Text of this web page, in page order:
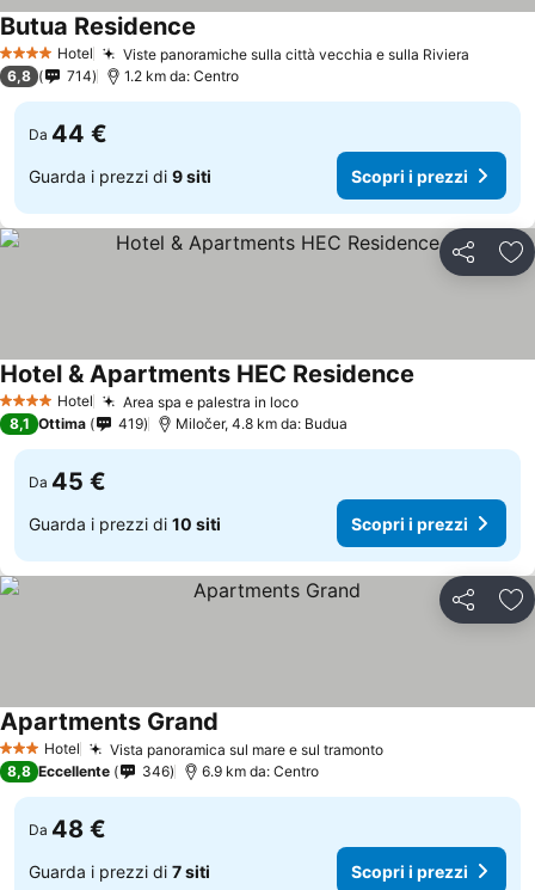
4 Stelle Hotel Viste panoramiche sulla città vecchia e sulla Riviera
Butua Residence
6,8 714 1.2 km da: Centro
Da 44 €
Guarda i prezzi di 9 siti Scopri i prezzi
Condividi
4 Stelle Hotel Area spa e palestra in loco
Hotel & Apartments HEC Residence
8,1 Ottima 419 Miločer, 4.8 km da: Budua
Da 45 €
Guarda i prezzi di 10 siti Scopri i prezzi
Condividi
3 StelleHotel Vista panoramica sul mare e sul tramonto
Apartments Grand
8,8 Eccellente 346 6.9 km da: Centro
Da 48 €
Guarda i prezzi di 7 siti Scopri i prezzi